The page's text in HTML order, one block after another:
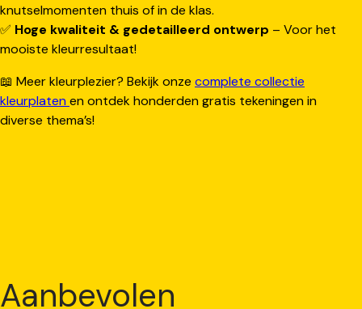
knutselmomenten thuis of in de klas.
✅ Hoge kwaliteit & gedetailleerd ontwerp – Voor het
mooiste kleurresultaat!
📖 Meer kleurplezier? Bekijk onze complete collectie
kleurplatenen ontdek honderden gratis tekeningen in
diverse thema’s!
Aanbevolen